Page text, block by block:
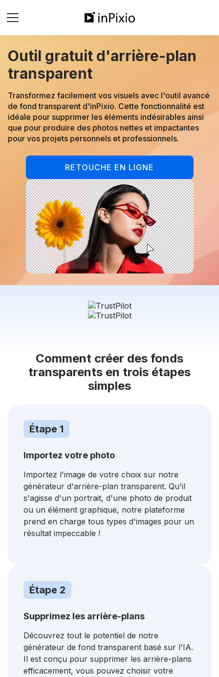
Outil gratuit d'arrière-plan
transparent
Transformez facilement vos visuels avec l'outil avancé
de fond transparent d'inPixio. Cette fonctionnalité est
idéale pour supprimer les éléments indésirables ainsi
que pour produire des photos nettes et impactantes
pour vos projets personnels et professionnels.
RETOUCHE EN LIGNE
Comment créer des fonds
transparents en trois étapes
simples
Étape 1
Importez votre photo
Importez l'image de votre choix sur notre
générateur d'arrière-plan transparent. Qu'il
s'agisse d'un portrait, d'une photo de produit
ou un élément graphique, notre plateforme
prend en charge tous types d'images pour un
résultat impeccable !
Étape 2
Supprimez les arrière-plans
Découvrez tout le potentiel de notre
générateur de fond transparent basé sur l'IA.
Il est conçu pour supprimer les arrière-plans
efficacement, vous pouvez choisir votre